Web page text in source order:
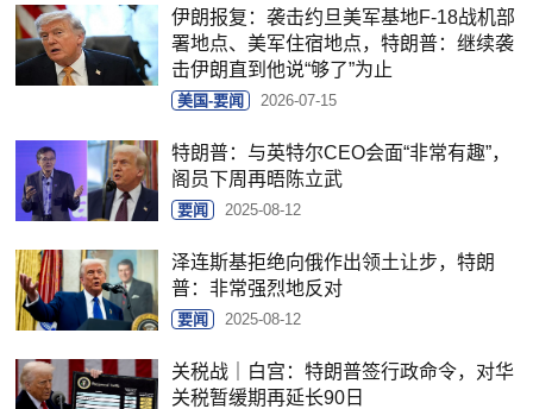
伊朗报复：袭击约旦美军基地F-18战机部
署地点、美军住宿地点，特朗普：继续袭
击伊朗直到他说“够了”为止
美国-要闻 2026-07-15
特朗普：与英特尔CEO会面“非常有趣”，
阁员下周再晤陈立武
要闻 2025-08-12
泽连斯基拒绝向俄作出领土让步，特朗
普：非常强烈地反对
要闻 2025-08-12
关税战｜白宫：特朗普签行政命令，对华
关税暂缓期再延长90日